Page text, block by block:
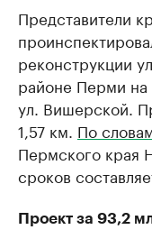
Представители
реконструкции
районе Перми на
ул. Вишерской.
1,57 км. По
Пермского края
сроков
Проект за 93,2